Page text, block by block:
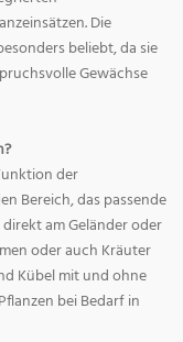
Die
beliebt, da sie
Gewächse
der
Bereich, das passende
am Geländer oder
oder auch Kräuter
Kübel mit und ohne
bei Bedarf in